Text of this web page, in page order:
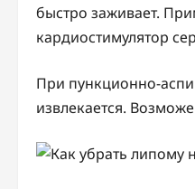
быстро заживает.
кардиостимулятор
При пункционно-
извлекается.